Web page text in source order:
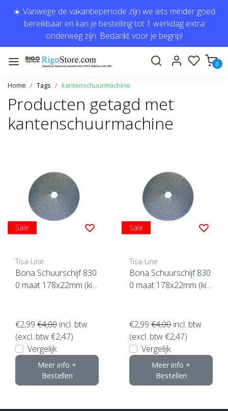
☀️ Vanwege de vakantieperiode zijn we iets minder goed
bereikbaar en kan je bestelling tot 1 werkdag extra
onderweg zijn. Bedankt voor je begrip!
0
Home Tags kantenschuurmachine
Producten getagd met
kantenschuurmachine
Sale
Tisa-Line
Bona Schuurschijf 830
0 maat 178x22mm (kie
€2,99 €4,00 incl. btw
(excl. btw €2,47)
Vergelijk
Meer info +
Bestellen
Sale
Tisa-Line
Bona Schuurschijf 830
0 maat 178x22mm (kie
€2,99 €4,00 incl. btw
(excl. btw €2,47)
Vergelijk
Meer info +
Bestellen